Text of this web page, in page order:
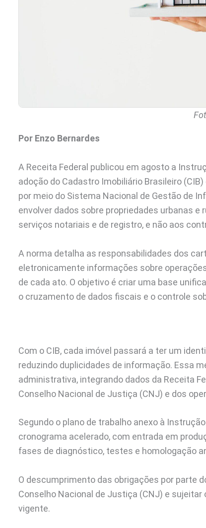
Por Enzo Bernardes
A Receita Federal publicou em agosto a
adoção do Cadastro Imobiliário Brasileiro
por meio do Sistema Nacional de Gestão de
envolver dados sobre propriedades urbanas
serviços notariais e de registro, e não aos
A norma detalha as responsabilidades dos
eletronicamente informações sobre
de cada ato. O objetivo é criar uma base
o cruzamento de dados fiscais e o controle
Com o CIB, cada imóvel passará a ter um
reduzindo duplicidades de informação. Essa
administrativa, integrando dados da Receita
Conselho Nacional de Justiça (CNJ) e dos
Segundo o plano de trabalho anexo à
cronograma acelerado, com entrada em
fases de diagnóstico, testes e homologação
O descumprimento das obrigações por parte
Conselho Nacional de Justiça (CNJ) e
vigente.